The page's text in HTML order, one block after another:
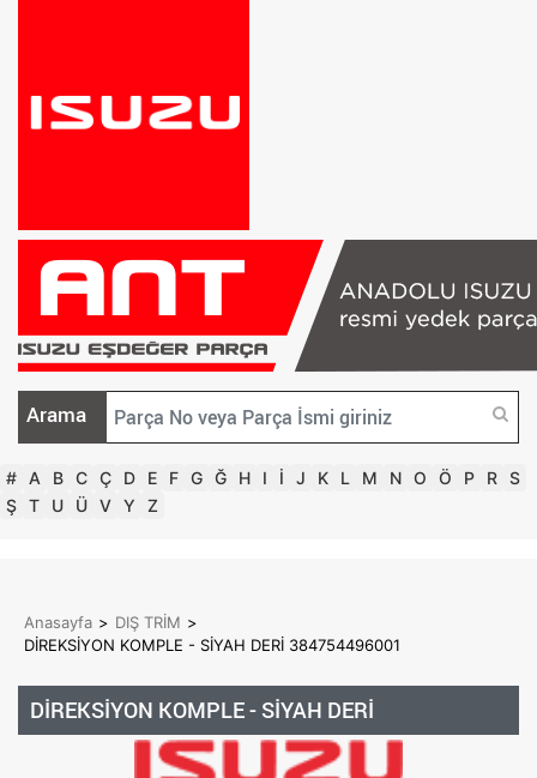
Arama
# A B C Ç D E F G Ğ H I İ J K L M N O Ö P R S
Ş T U Ü V Y Z
Anasayfa > DIŞ TRİM >
DİREKSİYON KOMPLE - SİYAH DERİ 384754496001
DİREKSİYON KOMPLE - SİYAH DERİ